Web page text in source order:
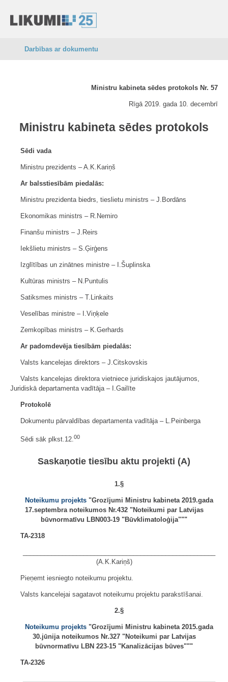
Darbības ar dokumentu
Ministru kabineta sēdes protokols Nr. 57
Rīgā 2019. gada 10. decembrī
Ministru kabineta sēdes protokols
Sēdi vada
Ministru prezidents ‒ A.K.Kariņš
Ar balsstiesībām piedalās:
Ministru prezidenta biedrs, tieslietu ministrs ‒ J.Bordāns
Ekonomikas ministrs ‒ R.Nemiro
Finanšu ministrs ‒ J.Reirs
Iekšlietu ministrs ‒ S.Ģirģens
Izglītības un zinātnes ministre ‒ I.Šuplinska
Kultūras ministrs ‒ N.Puntulis
Satiksmes ministrs ‒ T.Linkaits
Veselības ministre ‒ I.Viņķele
Zemkopības ministrs ‒ K.Gerhards
Ar padomdevēja tiesībām piedalās:
Valsts kancelejas direktors ‒ J.Citskovskis
Valsts kancelejas direktora vietniece juridiskajos jautājumos,
Juridiskā departamenta vadītāja ‒ I.Gailīte
Protokolē
Dokumentu pārvaldības departamenta vadītāja ‒ L.Peinberga
Sēdi sāk plkst.12.00
Saskaņotie tiesību aktu projekti (A)
1.§
Noteikumu projekts "Grozījumi Ministru kabineta 2019.gada
17.septembra noteikumos Nr.432 "Noteikumi par Latvijas
būvnormatīvu LBN003-19 "Būvklimatoloģija"""
TA-2318
(A.K.Kariņš)
Pieņemt iesniegto noteikumu projektu.
Valsts kancelejai sagatavot noteikumu projektu parakstīšanai.
2.§
Noteikumu projekts "Grozījumi Ministru kabineta 2015.gada
30.jūnija noteikumos Nr.327 "Noteikumi par Latvijas
būvnormatīvu LBN 223-15 "Kanalizācijas būves"""
TA-2326